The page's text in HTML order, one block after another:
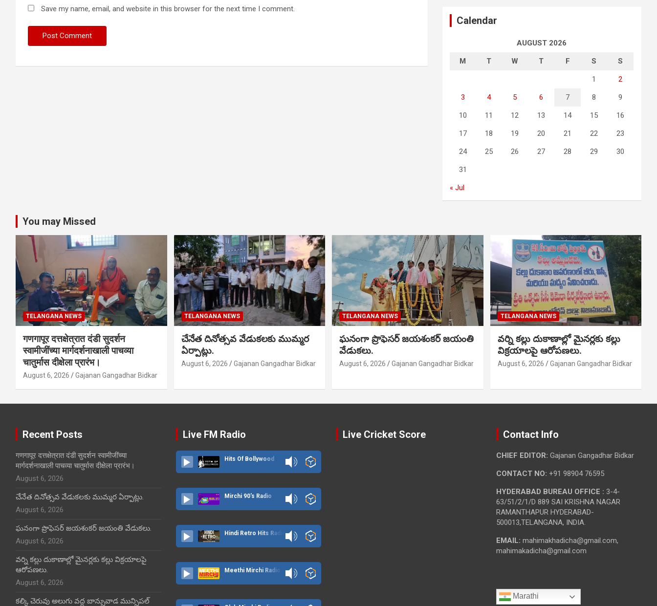
Save my name, email, and website in this browser for the next time I comment.
Calendar
AUGUST 2026
M T W T F S S
1 2
3 4 5 6 7 8 9
10 11 12 13 14 15 16
17 18 19 20 21 22 23
24 25 26 27 28 29 30
31
« Jul
You may Missed
TELANGANA NEWS
गणगापूर दत्तक्षेत्रात दंडी सुदर्शन
स्वामीजींच्या मार्गदर्शनाखाली पाचव्या
चातुर्मास दीक्षेला प्रारंभ।
August 6, 2026 Gajanan Gangadhar Bidkar
TELANGANA NEWS
చేనేత దినోత్సవ వేడుకలకు ముమ్మర
ఏర్పాట్లు.
August 6, 2026 Gajanan Gangadhar Bidkar
TELANGANA NEWS
ఘనంగా ప్రొఫెసర్ జయశంకర్ జయంతి
వేడుకలు.
August 6, 2026 Gajanan Gangadhar Bidkar
TELANGANA NEWS
వర్ని కల్లు దుకాణాల్లో మైనర్లకు కల్లు
విక్రయాలపై ఆరోపణలు.
August 6, 2026 Gajanan Gangadhar Bidkar
Recent Posts
गणगापूर दत्तक्षेत्रात दंडी सुदर्शन स्वामीजींच्या
मार्गदर्शनाखाली पाचव्या चातुर्मास दीक्षेला प्रारंभ।
August 6, 2026
చేనేత దినోత్సవ వేడుకలకు ముమ్మర ఏర్పాట్లు.
August 6, 2026
ఘనంగా ప్రొఫెసర్ జయశంకర్ జయంతి వేడుకలు.
August 6, 2026
వర్ని కల్లు దుకాణాల్లో మైనర్లకు కల్లు విక్రయాలపై
ఆరోపణలు.
August 6, 2026
కల్కి చెరువు అలుగు వద్ద బాన్సువాడ మున్సిపల్
Live FM Radio
Hits Of Bollywood
Mirchi 90's Radio
Hindi Retro Hits Radio
Meethi Mirchi Radio
Live Cricket Score Contact Info
CHIEF EDITOR: Gajanan Gangadhar Bidkar
CONTACT NO: +91 98904 76595
HYDERABAD BUREAU OFFICE : 3-4-
63/51/2/1/D 889 SAI KRISHNA NAGAR
RAMANTHAPUR HYDERABAD-
500013,TELANGANA, INDIA.
EMAIL: mahimakhadicha@gmail.com,
mahimakadicha@gmail.com
Marathi